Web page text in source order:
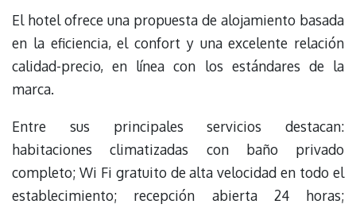
El hotel ofrece una propuesta de alojamiento basada
en la eficiencia, el confort y una excelente relación
calidad-precio, en línea con los estándares de la
marca.
Entre sus principales servicios destacan:
habitaciones climatizadas con baño privado
completo; Wi Fi gratuito de alta velocidad en todo el
establecimiento; recepción abierta 24 horas;